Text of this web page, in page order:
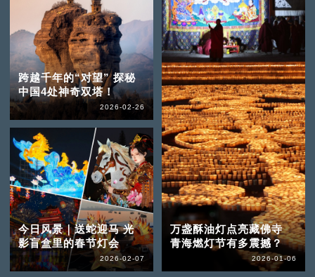
跨越千年的“对望” 探秘
中国4处神奇双塔！
2026-02-26
今日风景｜送蛇迎马 光
影盲盒里的春节灯会
2026-02-07
万盏酥油灯点亮藏佛寺
青海燃灯节有多震撼？
2026-01-06